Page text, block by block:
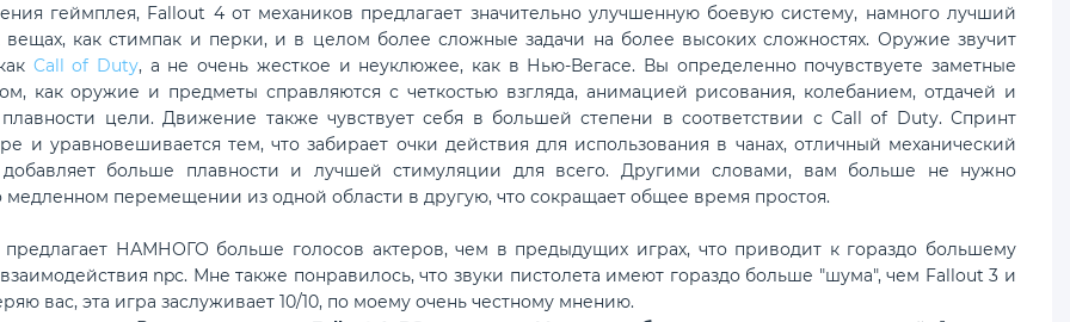
геймплея, Fallout 4 от механиков предлагает значительно улучшенную боевую систему, намного лучший
вещах, как стимпак и перки, и в целом более сложные задачи на более высоких сложностях. Оружие звучит
Call of Duty, а не очень жесткое и неуклюжее, как в Нью-Вегасе. Вы определенно почувствуете заметные
как оружие и предметы справляются с четкостью взгляда, анимацией рисования, колебанием, отдачей и
цели. Движение также чувствует себя в большей степени в соответствии с Call of Duty. Спринт
и уравновешивается тем, что забирает очки действия для использования в чанах, отличный механический
больше плавности и лучшей стимуляции для всего. Другими словами, вам больше не нужно
медленном перемещении из одной области в другую, что сокращает общее время простоя.
НАМНОГО больше голосов актеров, чем в предыдущих играх, что приводит к гораздо большему
npc. Мне также понравилось, что звуки пистолета имеют гораздо больше "шума", чем Fallout 3 и
вас, эта игра заслуживает 10/10, по моему очень честному мнению.